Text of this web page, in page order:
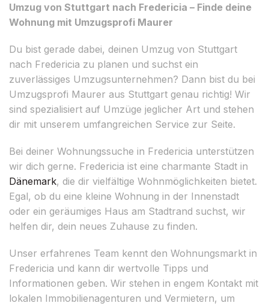
Umzug von Stuttgart nach Fredericia – Finde deine
Wohnung mit Umzugsprofi Maurer
Du bist gerade dabei, deinen Umzug von Stuttgart
nach Fredericia zu planen und suchst ein
zuverlässiges Umzugsunternehmen? Dann bist du bei
Umzugsprofi Maurer aus Stuttgart genau richtig! Wir
sind spezialisiert auf Umzüge jeglicher Art und stehen
dir mit unserem umfangreichen Service zur Seite.
Bei deiner Wohnungssuche in Fredericia unterstützen
wir dich gerne. Fredericia ist eine charmante Stadt in
Dänemark, die dir vielfältige Wohnmöglichkeiten bietet.
Egal, ob du eine kleine Wohnung in der Innenstadt
oder ein geräumiges Haus am Stadtrand suchst, wir
helfen dir, dein neues Zuhause zu finden.
Unser erfahrenes Team kennt den Wohnungsmarkt in
Fredericia und kann dir wertvolle Tipps und
Informationen geben. Wir stehen in engem Kontakt mit
lokalen Immobilienagenturen und Vermietern, um